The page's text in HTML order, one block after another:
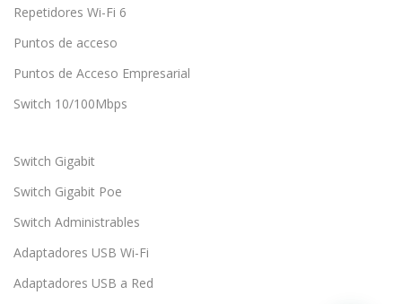
Repetidores Wi-Fi 6
Puntos de acceso
Puntos de Acceso Empresarial
Switch 10/100Mbps
Switch Gigabit
Switch Gigabit Poe
Switch Administrables
Adaptadores USB Wi-Fi
Adaptadores USB a Red